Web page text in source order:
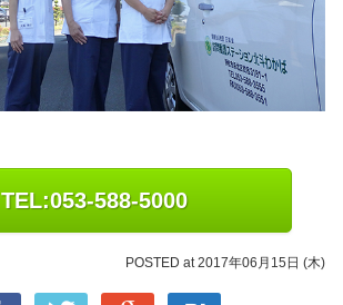
TEL:053-588-5000
POSTED at 2017年06月15日 (木)